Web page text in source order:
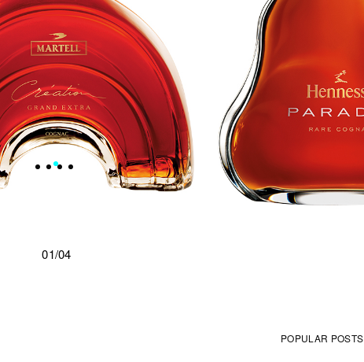
01/04
POPULAR POSTS